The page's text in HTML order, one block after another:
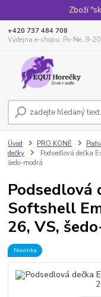
Zboží
+420 737 484 708
Výdejna e-shopu: Po-Ne, 8-20
Úvod PRO KONĚ
dečky
Podsedlová dečka
šedo-modrá
Podsedlová
Softshell
26, VS,
Novinka